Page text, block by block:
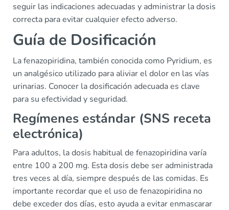
seguir las indicaciones adecuadas y administrar la dosis
correcta para evitar cualquier efecto adverso.
Guía de Dosificación
La fenazopiridina, también conocida como Pyridium, es
un analgésico utilizado para aliviar el dolor en las vías
urinarias. Conocer la dosificación adecuada es clave
para su efectividad y seguridad.
Regímenes estándar (SNS receta
electrónica)
Para adultos, la dosis habitual de fenazopiridina varía
entre 100 a 200 mg. Esta dosis debe ser administrada
tres veces al día, siempre después de las comidas. Es
importante recordar que el uso de fenazopiridina no
debe exceder dos días, esto ayuda a evitar enmascarar